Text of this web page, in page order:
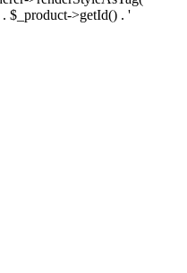
$_product->getId() . '